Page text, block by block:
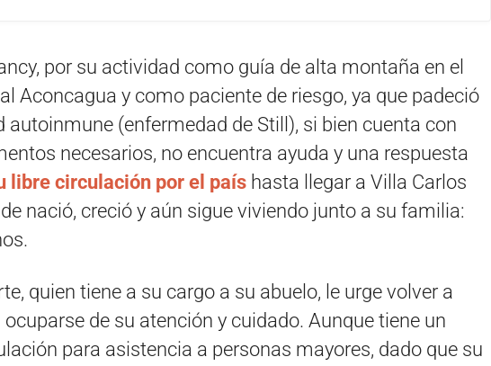
por su actividad como guía de alta montaña en el
Aconcagua y como paciente de riesgo, ya que padeció
autoinmune (enfermedad de Still), si bien cuenta con
necesarios, no encuentra ayuda y una respuesta
libre circulación por el país hasta llegar a Villa Carlos
nació, creció y aún sigue viviendo junto a su familia:
quien tiene a su cargo a su abuelo, le urge volver a
de su atención y cuidado. Aunque tiene un
para asistencia a personas mayores, dado que su